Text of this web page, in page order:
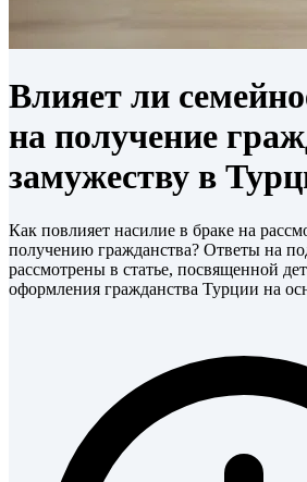
Влияет ли
на получение
замужеству в
Как повлияет насилие в браке на
получению гражданства? Ответы на
рассмотрены в статье, посвященной
оформления гражданства Турции на